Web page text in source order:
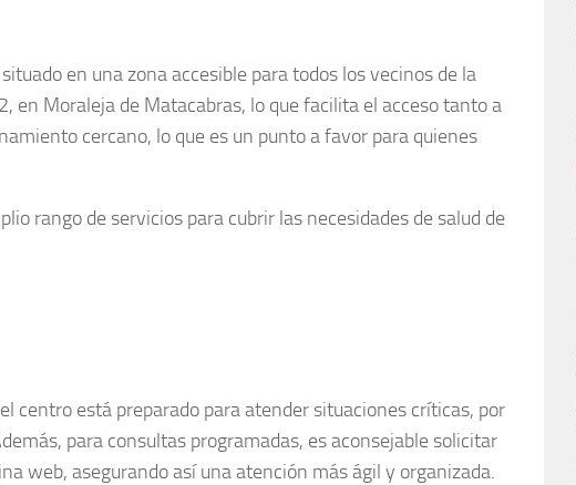
en una zona accesible para todos los vecinos de la
en Moraleja de Matacabras, lo que facilita el acceso tanto a
cercano, lo que es un punto a favor para quienes
rango de servicios para cubrir las necesidades de salud de
centro está preparado para atender situaciones críticas, por
para consultas programadas, es aconsejable solicitar
web, asegurando así una atención más ágil y organizada.